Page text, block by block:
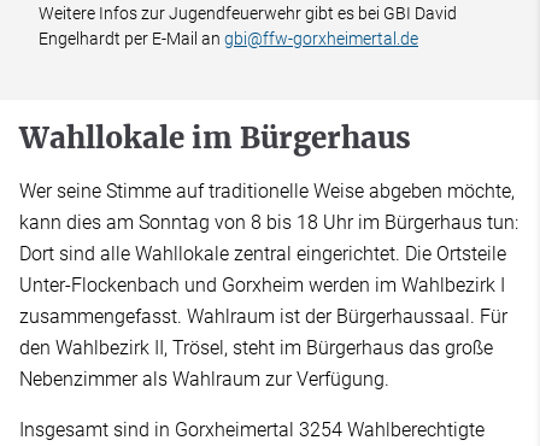
Weitere Infos zur Jugendfeuerwehr gibt es bei GBI David
Engelhardt per E-Mail an gbi@ffw-gorxheimertal.de
Wahllokale im Bürgerhaus
Wer seine Stimme auf traditionelle Weise abgeben möchte,
kann dies am Sonntag von 8 bis 18 Uhr im Bürgerhaus tun:
Dort sind alle Wahllokale zentral eingerichtet. Die Ortsteile
Unter-Flockenbach und Gorxheim werden im Wahlbezirk I
zusammengefasst. Wahlraum ist der Bürgerhaussaal. Für
den Wahlbezirk II, Trösel, steht im Bürgerhaus das große
Nebenzimmer als Wahlraum zur Verfügung.
Insgesamt sind in Gorxheimertal 3254 Wahlberechtigte